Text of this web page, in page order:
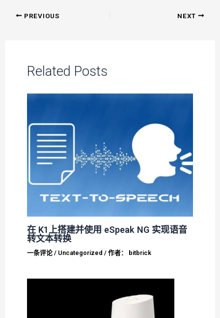
Post PREVIOUS NEXT
Related Posts
在 K1上搭建并使用 eSpeak NG 实现语音
转文本转换
一条评论 / Uncategorized / 作者： bitbrick